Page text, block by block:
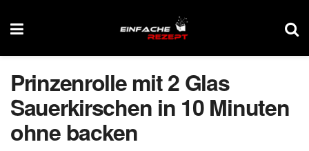
Prinzenrolle mit 2 Glas
Sauerkirschen in 10 Minuten
ohne backen